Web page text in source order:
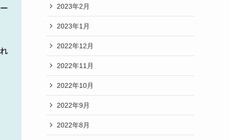
2023年2月
2023年1月
2022年12月
2022年11月
2022年10月
2022年9月
2022年8月